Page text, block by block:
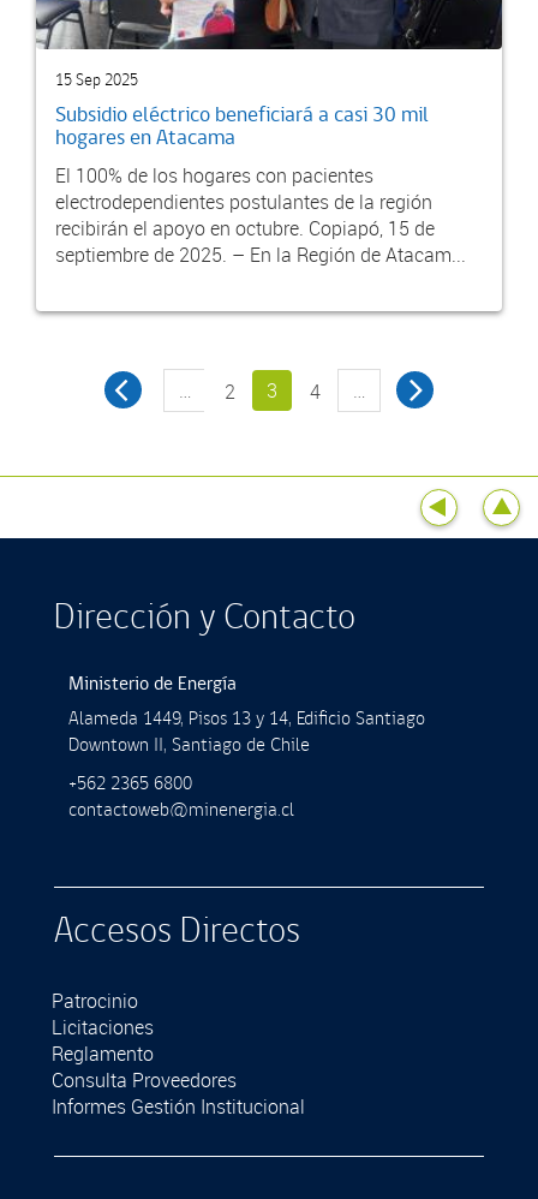
15 Sep 2025
Subsidio eléctrico beneficiará a casi 30 mil
hogares en Atacama
El 100% de los hogares con pacientes
electrodependientes postulantes de la región
recibirán el apoyo en octubre. Copiapó, 15 de
septiembre de 2025. – En la Región de Atacam...
… 2 3 4 …
Dirección y Contacto
Ministerio de Energía
Alameda 1449, Pisos 13 y 14, Ediﬁcio Santiago
Downtown II, Santiago de Chile
+562 2365 6800
contactoweb@minenergia.cl
Accesos Directos
Patrocinio
Licitaciones
Reglamento
Consulta Proveedores
Informes Gestión Institucional